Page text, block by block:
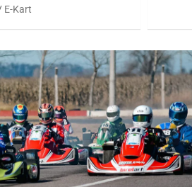
E-Kart